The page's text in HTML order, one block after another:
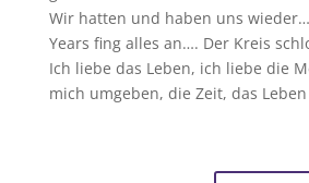
Wir hatten und haben uns
Years fing alles an…. Der Kreis
Ich liebe das Leben, ich liebe die
mich umgeben, die Zeit, das